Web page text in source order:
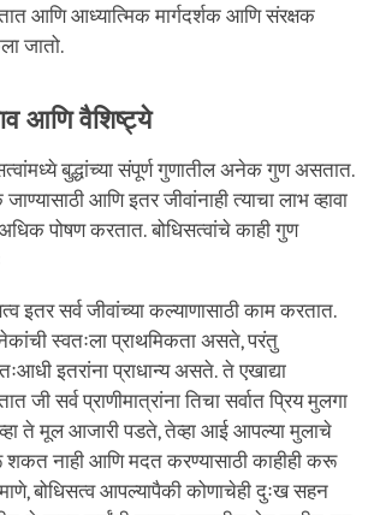
आणि आध्यात्मिक मार्गदर्शक आणि संरक्षक
जातो.
आणि वैशिष्ट्ये
बुद्धांच्या संपूर्ण गुणातील अनेक गुण असतात.
जाण्यासाठी आणि इतर जीवांनाही त्याचा लाभ व्हावा
पोषण करतात. बोधिसत्वांचे काही गुण
इतर सर्व जीवांच्या कल्याणासाठी काम करतात.
स्वतःला प्राथमिकता असते, परंतु
इतरांना प्राधान्य असते. ते एखाद्या
जी सर्व प्राणीमात्रांना तिचा सर्वात प्रिय मुलगा
ते मूल आजारी पडते, तेव्हा आई आपल्या मुलाचे
नाही आणि मदत करण्यासाठी काहीही करू
बोधिसत्व आपल्यापैकी कोणाचेही दुःख सहन